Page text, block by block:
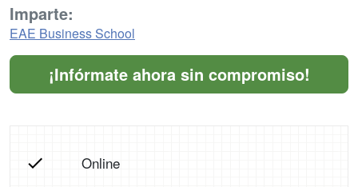
Imparte:
EAE Business School
¡Infórmate ahora sin compromiso!
Online